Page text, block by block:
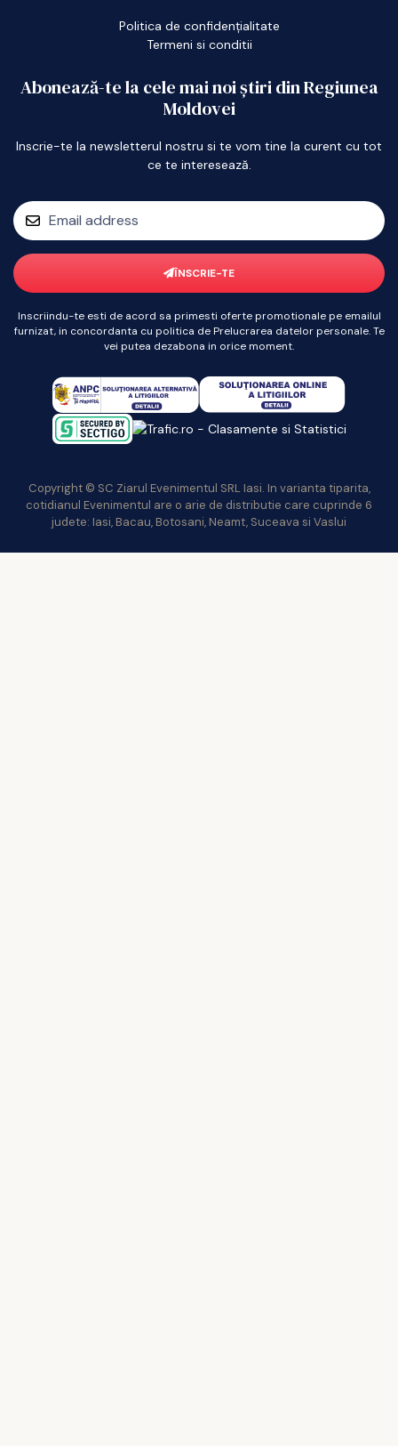
Politica de confidențialitate
Termeni si conditii
Abonează-te la cele mai noi știri din Regiunea
Moldovei
Inscrie-te la newsletterul nostru si te vom tine la curent cu tot
ce te interesează.
ÎNSCRIE-TE
Inscriindu-te esti de acord sa primesti oferte promotionale pe emailul
furnizat, in concordanta cu politica de Prelucrarea datelor personale. Te
vei putea dezabona in orice moment.
Copyright © SC Ziarul Evenimentul SRL Iasi. In varianta tiparita,
cotidianul Evenimentul are o arie de distributie care cuprinde 6
judete: Iasi, Bacau, Botosani, Neamt, Suceava si Vaslui